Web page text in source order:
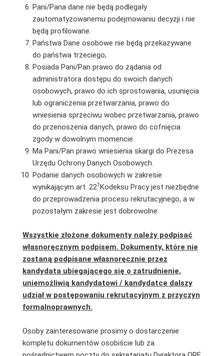
Pani/Pana dane nie będą podlegały
zautomatyzowanemu podejmowaniu decyzji i nie
będą profilowane.
Państwa Dane osobowe nie będą przekazywane
do państwa trzeciego;
Posiada Pani/Pan prawo do żądania od
administratora dostępu do swoich danych
osobowych, prawo do ich sprostowania, usunięcia
lub ograniczenia przetwarzania, prawo do
wniesienia sprzeciwu wobec przetwarzania, prawo
do przenoszenia danych, prawo do cofnięcia
zgody w dowolnym momencie.
Ma Pani/Pan prawo wniesienia skargi do Prezesa
Urzędu Ochrony Danych Osobowych.
Podanie danych osobowych w zakresie
wynikającym art. 221Kodeksu Pracy jest niezbędne
do przeprowadzenia procesu rekrutacyjnego, a w
pozostałym zakresie jest dobrowolne.
Wszystkie złożone dokumenty należy podpisać
własnoręcznym podpisem. Dokumenty, które nie
zostaną podpisane własnoręcznie przez
kandydata ubiegającego się o zatrudnienie,
uniemożliwią kandydatowi / kandydatce dalszy
udział w postępowaniu rekrutacyjnym z przyczyn
formalnoprawnych.
Osoby zainteresowane prosimy o dostarczenie
kompletu dokumentów osobiście lub za